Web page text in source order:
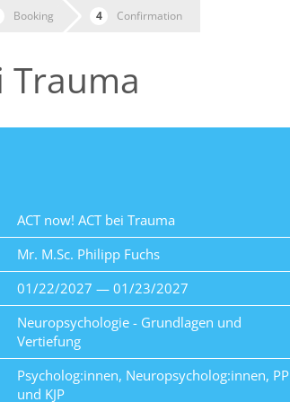
Booking Confirmation
Trauma
ACT now! ACT bei Trauma
Mr. M.Sc. Philipp Fuchs
01/22/2027 — 01/23/2027
Neuropsychologie - Grundlagen und
Vertiefung
Psycholog:innen, Neuropsycholog:innen, PP
und KJP